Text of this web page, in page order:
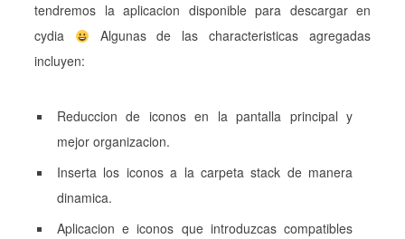
tendremos la aplicacion disponible para descargar en
cydia
Algunas de las characteristicas agregadas
incluyen:
Reduccion de iconos en la pantalla principal y
mejor organizacion.
Inserta los iconos a la carpeta stack de manera
dinamica.
Aplicacion e iconos que introduzcas compatibles